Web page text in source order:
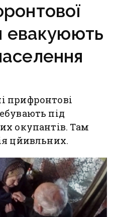
прифронтові
під
окупантів. Там
цйивльних.